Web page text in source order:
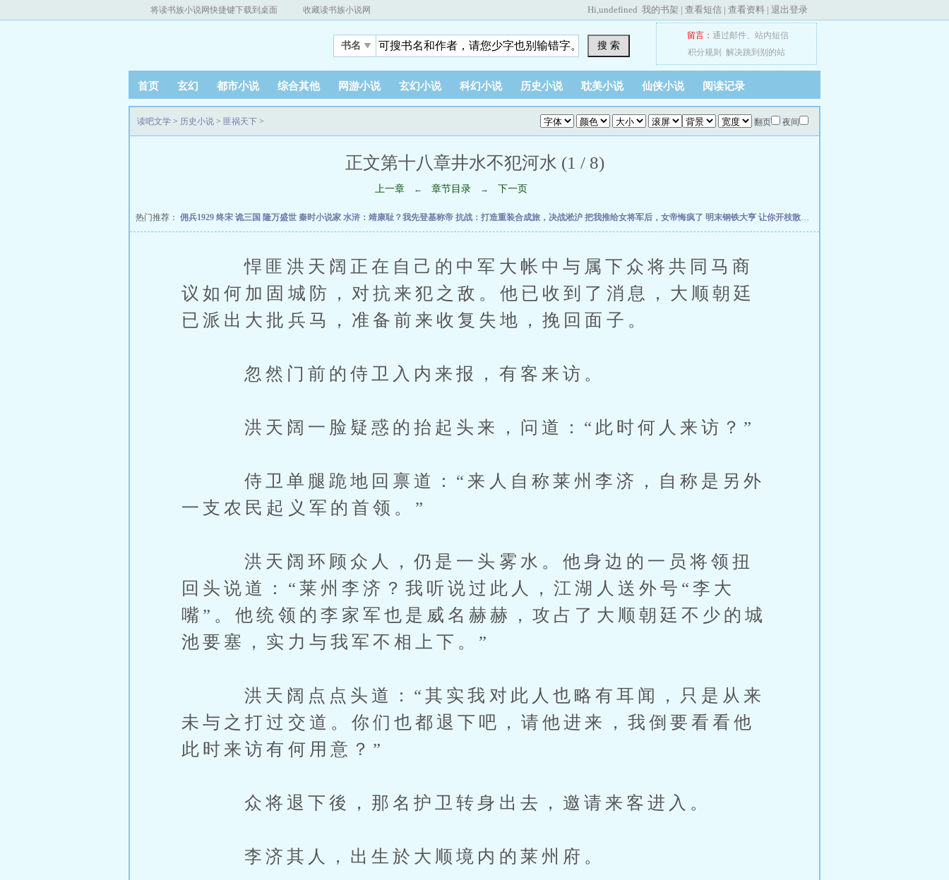
将读书族小说网快捷键下载到桌面 收藏读书族小说网 Hi,undefined 我的书架 | 查看短信 | 查看资料 | 退出登录
书名 搜 索
留言： 通过邮件、 站内短信
积分规则
解决跳到别的站
首页 玄幻 都市小说 综合其他 网游小说 玄幻小说 科幻小说 历史小说 耽美小说 仙侠小说 阅读记录
翻页 夜间
读吧文学 > 历史小说 > 匪祸天下 >
正文第十八章井水不犯河水 (1 / 8)
上一章 ← 章节目录 → 下一页
热门推荐： 佣兵1929 终宋 诡三国 隆万盛世 秦时小说家 水浒：靖康耻？我先登基称帝 抗战：打造重装合成旅，决战淞沪 把我推给女将军后，女帝悔疯了 明末钢铁大亨 让你开枝散叶，你带七名罪女造反？
悍匪洪天阔正在自己的中军大帐中与属下众将共同马商
议如何加固城防，对抗来犯之敌。他已收到了消息，大顺朝廷
已派出大批兵马，准备前来收复失地，挽回面子。
忽然门前的侍卫入内来报，有客来访。
洪天阔一脸疑惑的抬起头来，问道：“此时何人来访？”
侍卫单腿跪地回禀道：“来人自称莱州李济，自称是另外
一支农民起义军的首领。”
洪天阔环顾众人，仍是一头雾水。他身边的一员将领扭
回头说道：“莱州李济？我听说过此人，江湖人送外号“李大
嘴”。他统领的李家军也是威名赫赫，攻占了大顺朝廷不少的城
池要塞，实力与我军不相上下。”
洪天阔点点头道：“其实我对此人也略有耳闻，只是从来
未与之打过交道。你们也都退下吧，请他进来，我倒要看看他
此时来访有何用意？”
众将退下後，那名护卫转身出去，邀请来客进入。
李济其人，出生於大顺境内的莱州府。